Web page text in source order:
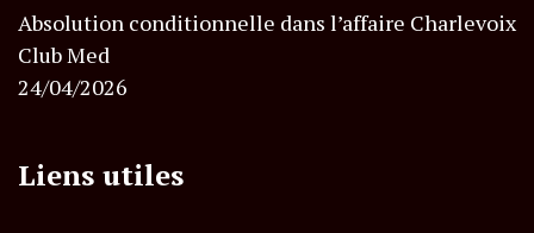
Absolution conditionnelle dans l’affaire Charlevoix
Club Med
24/04/2026
Liens utiles